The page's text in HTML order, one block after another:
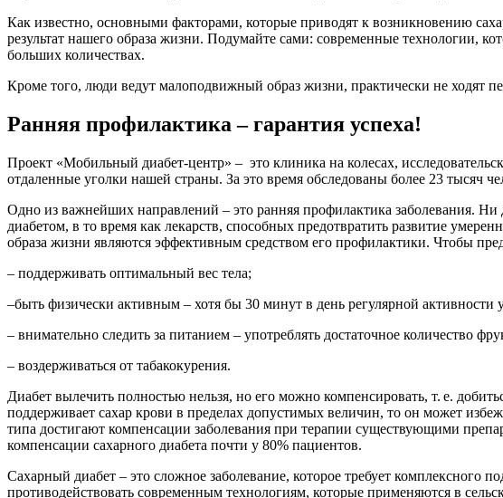
Как известно, основными факторами, которые приводят к возникновению
результат нашего образа жизни. Подумайте сами: современные технологии,
больших количествах.
Кроме того, люди ведут малоподвижный образ жизни, практически не ходят
Ранняя профилактика – гарантия успеха!
Проект «Мобильный диабет-центр» – это клиника на колесах,
отдаленные уголки нашей страны. За это время обследованы более 23 тысяч
Одно из важнейших направлений – это ранняя профилактика заболевания. Ни
диабетом, в то время как лекарств, способных предотвратить развитие
образа жизни являются эффективным средством его профилактики. Чтобы
– поддерживать оптимальный вес тела;
–быть физически активным – хотя бы 30 минут в день регулярной
– внимательно следить за питанием – употреблять достаточное количество
– воздерживаться от табакокурения.
Диабет вылечить полностью нельзя, но его можно компенсировать, т. е.
поддерживает сахар крови в пределах допустимых величин, то он может
типа достигают компенсации заболевания при терапии существующими
компенсации сахарного диабета почти у 80% пациентов.
Сахарный диабет – это сложное заболевание, которое требует комплексного
противодействовать современным технологиям, которые применяются в